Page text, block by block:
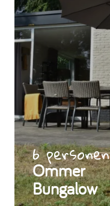
6 personen
Ommer
Bungalow